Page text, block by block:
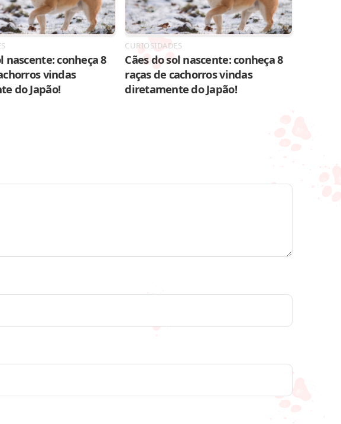
nascente: conheça 8
vindas
do Japão!
CURIOSIDADES
Cães do sol nascente: conheça 8
raças de cachorros vindas
diretamente do Japão!